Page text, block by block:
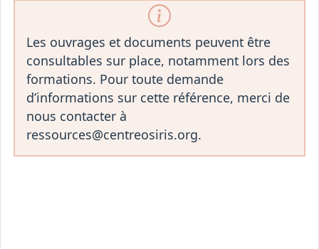
Les ouvrages et documents peuvent être
consultables sur place, notamment lors des
formations. Pour toute demande
d’informations sur cette référence, merci de
nous contacter à
ressources@centreosiris.org.